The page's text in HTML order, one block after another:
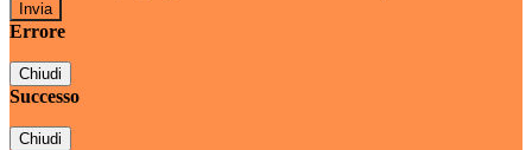
Errore
Chiudi
Successo
Chiudi